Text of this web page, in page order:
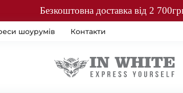
Безкоштовна доставка від 2
шоурумів Контакти